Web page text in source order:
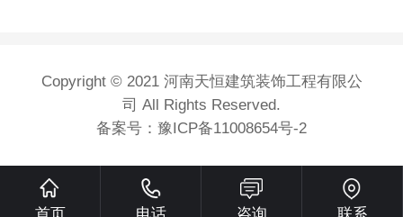
Copyright © 2021 河南天恒建筑装饰工程有限公
司 All Rights Reserved.
备案号： 豫ICP备11008654号-2